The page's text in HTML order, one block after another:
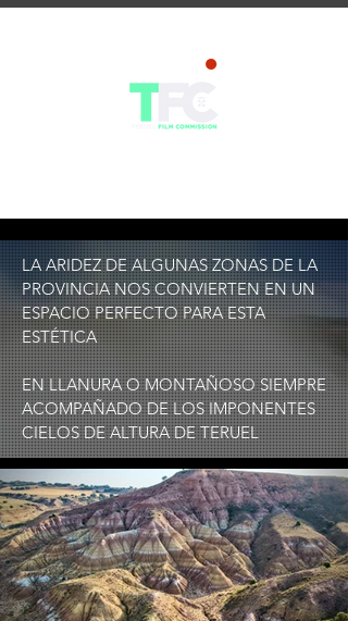
LA ARIDEZ DE ALGUNAS ZONAS DE LA
PROVINCIA NOS CONVIERTEN EN UN
ESPACIO PERFECTO PARA ESTA
ESTÉTICA
EN LLANURA O MONTAÑOSO SIEMPRE
ACOMPAÑADO DE LOS IMPONENTES
CIELOS DE ALTURA DE TERUEL